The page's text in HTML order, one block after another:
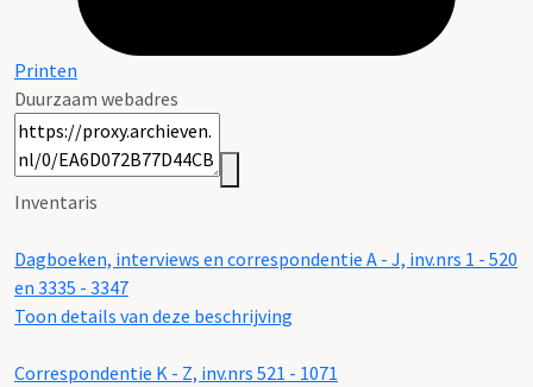
Printen
Duurzaam webadres
Inventaris
Dagboeken, interviews en correspondentie A - J, inv.nrs 1 - 520
en 3335 - 3347
Toon details van deze beschrijving
Correspondentie K - Z, inv.nrs 521 - 1071